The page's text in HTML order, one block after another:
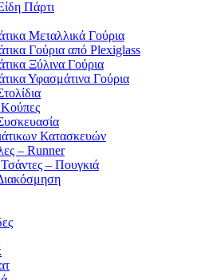
Πάρτι
Μεταλλικά Γούρια
Γούρια από Plexiglass
Ξύλινα Γούρια
Υφασμάτινα Γούρια
Κούπες
Κατασκευών
– Runner
Τσάντες – Πουγκιά